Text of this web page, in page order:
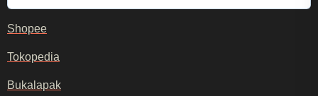
Shopee
Tokopedia
Bukalapak